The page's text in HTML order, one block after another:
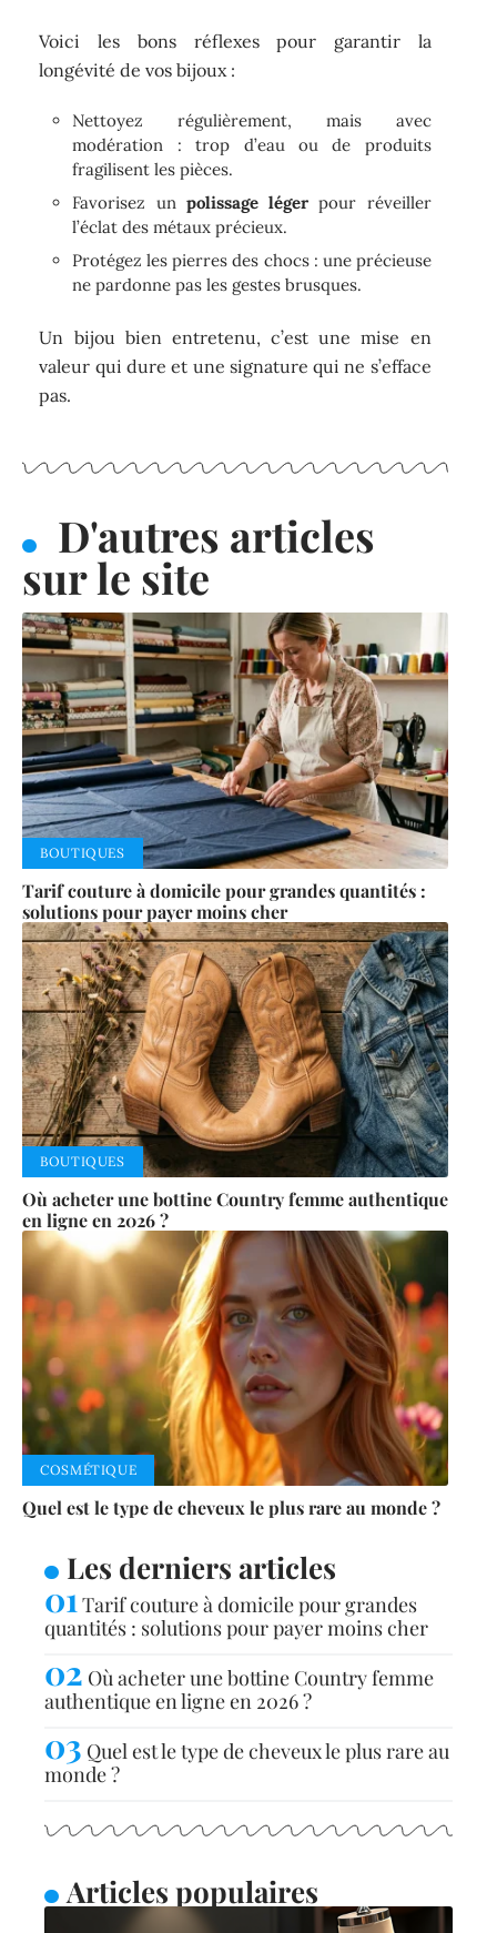
Voici les bons réflexes pour garantir la
longévité de vos bijoux :
Nettoyez régulièrement, mais avec
modération : trop d’eau ou de produits
fragilisent les pièces.
Favorisez un polissage léger pour réveiller
l’éclat des métaux précieux.
Protégez les pierres des chocs : une précieuse
ne pardonne pas les gestes brusques.
Un bijou bien entretenu, c’est une mise en
valeur qui dure et une signature qui ne s’efface
pas.
D'autres articles
sur le site
BOUTIQUES
Tarif couture à domicile pour grandes quantités :
solutions pour payer moins cher
BOUTIQUES
Où acheter une bottine Country femme authentique
en ligne en 2026 ?
COSMÉTIQUE
Quel est le type de cheveux le plus rare au monde ?
Les derniers articles
Tarif couture à domicile pour grandes
quantités : solutions pour payer moins cher
Où acheter une bottine Country femme
authentique en ligne en 2026 ?
Quel est le type de cheveux le plus rare au
monde ?
Articles populaires